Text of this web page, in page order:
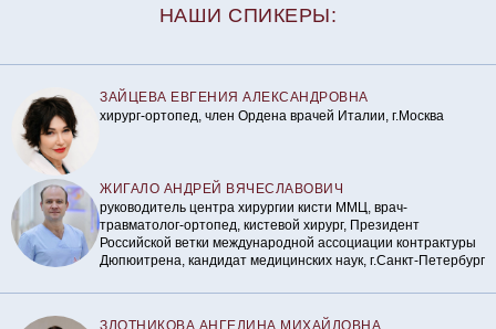
НАШИ СПИКЕРЫ:
ЗАЙЦЕВА ЕВГЕНИЯ АЛЕКСАНДРОВНА
хирург-ортопед, член Ордена врачей Италии, г.Москва
ЖИГАЛО АНДРЕЙ ВЯЧЕСЛАВОВИЧ
руководитель центра хирургии кисти ММЦ, врач-
травматолог-ортопед, кистевой хирург, Президент
Российской ветки международной ассоциации контрактуры
Дюпюитрена, кандидат медицинских наук, г.Санкт-Петербург
ЗЛОТНИКОВА АНГЕЛИНА МИХАЙЛОВНА